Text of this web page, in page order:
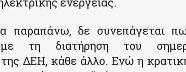
παραπάνω, δε συνεπάγεται
τη διατήρηση του
της ΔΕΗ, κάθε άλλο. Ενώ η